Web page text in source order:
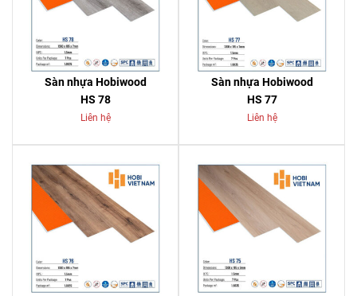
Sàn nhựa Hobiwood
HS 78
Liên hệ
Sàn nhựa Hobiwood
HS 77
Liên hệ